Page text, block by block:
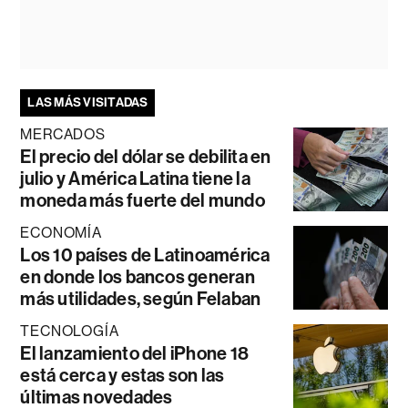
LAS MÁS VISITADAS
MERCADOS
El precio del dólar se debilita en
julio y América Latina tiene la
moneda más fuerte del mundo
ECONOMÍA
Los 10 países de Latinoamérica
en donde los bancos generan
más utilidades, según Felaban
TECNOLOGÍA
El lanzamiento del iPhone 18
está cerca y estas son las
últimas novedades